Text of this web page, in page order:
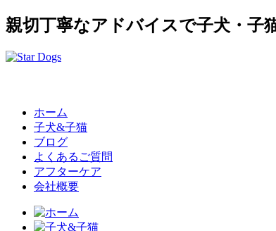
親切丁寧なアドバイスで子犬・子
ホーム
子犬&子猫
ブログ
よくあるご質問
アフターケア
会社概要